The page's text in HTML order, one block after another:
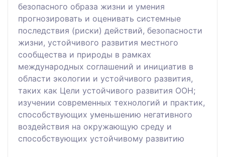
безопасного образа жизни и умения
прогнозировать и оценивать системные
последствия (риски) действий, безопасности
жизни, устойчивого развития местного
сообщества и природы в рамках
международных соглашений и инициатив в
области экологии и устойчивого развития,
таких как Цели устойчивого развития ООН;
изучении современных технологий и практик,
способствующих уменьшению негативного
воздействия на окружающую среду и
способствующих устойчивому развитию